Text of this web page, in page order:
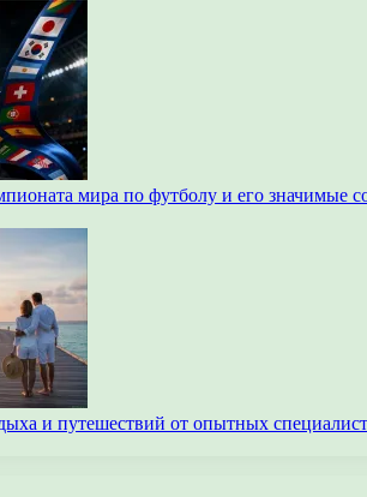
мира по футболу и его значимые
и путешествий от опытных